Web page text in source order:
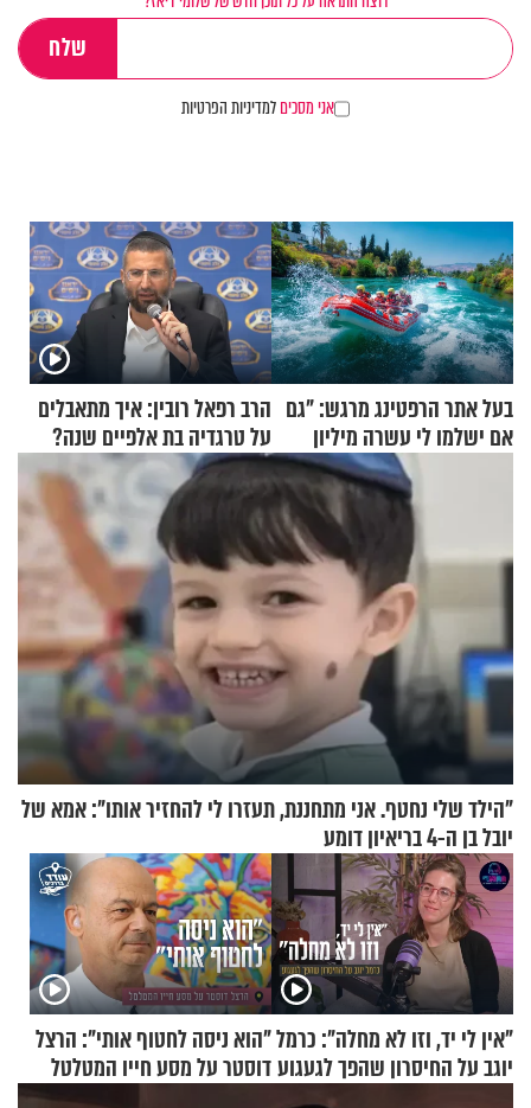
אני מסכיםלמדיניות הפרטיות
בעל אתר הרפטינג מרגש: "גם
אם ישלמו לי עשרה מיליון
שקלים - לא אפתח בשבת"
הרב רפאל רובין: איך מתאבלים
על טרגדיה בת אלפיים שנה?
"הילד שלי נחטף. אני מתחננת, תעזרו לי להחזיר אותו": אמא של
יובל בן ה-4 בריאיון דומע
"אין לי יד, וזו לא מחלה": כרמל
יוגב על החיסרון שהפך לגעגוע
"הוא ניסה לחטוף אותי": הרצל
דוסטר על מסע חייו המטלטל